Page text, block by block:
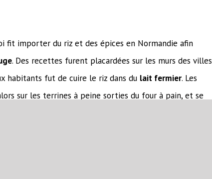
fit importer du riz et des épices en Normandie afin
. Des recettes furent placardées sur les murs des villes
habitants fut de cuire le riz dans du lait fermier. Les
sur les terrines à peine sorties du four à pain, et se